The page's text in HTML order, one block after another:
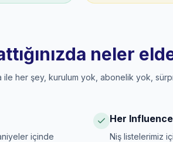
neler
ile her şey, kurulum yok, abonelik yok,
içinde
Her
Niş listelerimiz